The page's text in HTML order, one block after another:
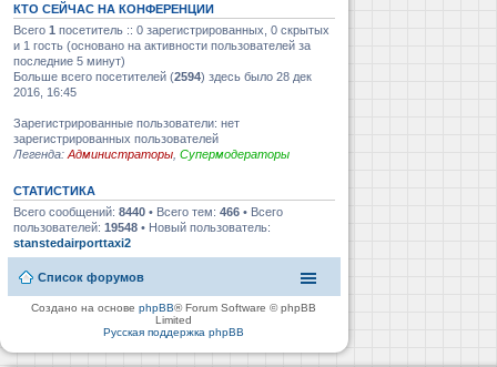
КТО СЕЙЧАС НА КОНФЕРЕНЦИИ
Всего 1 посетитель :: 0 зарегистрированных, 0 скрытых
и 1 гость (основано на активности пользователей за
последние 5 минут)
Больше всего посетителей (2594) здесь было 28 дек
2016, 16:45
Зарегистрированные пользователи: нет
зарегистрированных пользователей
Легенда: Администраторы Супермодераторы
СТАТИСТИКА
Всего сообщений: 8440 • Всего тем: 466 • Всего
пользователей: 19548 • Новый пользователь:
stanstedairporttaxi2
Список форумов
Создано на основеphpBB® Forum Software © phpBB
Limited
Русская поддержка phpBB